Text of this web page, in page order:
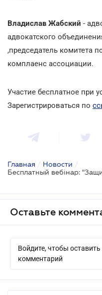
Владислав Жабский -
адвокатского
,председатель комитета
комплаенс ассоциации.
Участие бесплатное при
Зарегистрироваться по
Главная / Новости /
Оставьте
Войдите, чтобы оставить
комментарий